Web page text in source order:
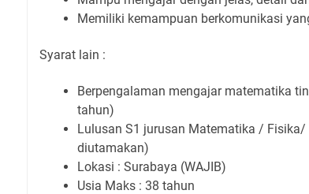
Memiliki kemampuan berkomunikasi
Syarat lain :
Berpengalaman mengajar matematika
tahun)
Lulusan S1 jurusan Matematika / Fisika/
diutamakan)
Lokasi : Surabaya (WAJIB)
Usia Maks : 38 tahun